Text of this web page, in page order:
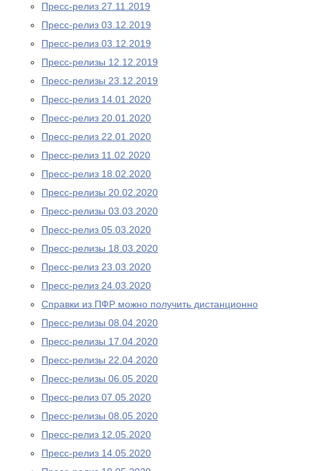
Пресс-релиз 27.11.2019
Пресс-релиз 03.12.2019
Пресс-релиз 03.12.2019
Пресс-релизы 12.12.2019
Пресс-релизы 23.12.2019
Пресс-релиз 14.01.2020
Пресс-релиз 20.01.2020
Пресс-релиз 22.01.2020
Пресс-релиз 11.02.2020
Пресс-релиз 18.02.2020
Пресс-релизы 20.02.2020
Пресс-релизы 03.03.2020
Пресс-релиз 05.03.2020
Пресс-релизы 18.03.2020
Пресс-релиз 23.03.2020
Пресс-релиз 24.03.2020
Справки из ПФР можно получить дистанционно
Пресс-релизы 08.04.2020
Пресс-релизы 17.04.2020
Пресс-релизы 22.04.2020
Пресс-релизы 06.05.2020
Пресс-релиз 07.05.2020
Пресс-релизы 08.05.2020
Пресс-релиз 12.05.2020
Пресс-релиз 14.05.2020